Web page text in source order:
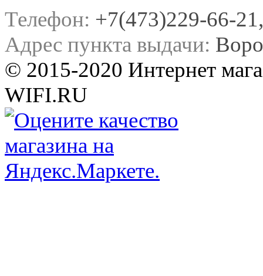
Телефон: +7(473)229-66-
Адрес пункта выдачи:
© 2015-2020 Интернет
WIFI.RU